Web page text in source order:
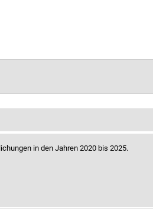
in den Jahren 2020 bis 2025.